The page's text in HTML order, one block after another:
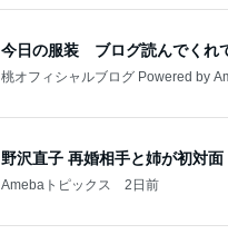
今日の服装 ブログ読んでくれ
桃オフィシャルブログ Powered by
野沢直子 再婚相手と姉が初対面
Amebaトピックス 2日前